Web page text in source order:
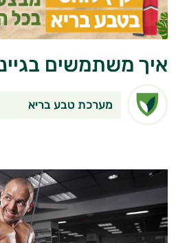
איך משתמשים
מערכת טבע בריא